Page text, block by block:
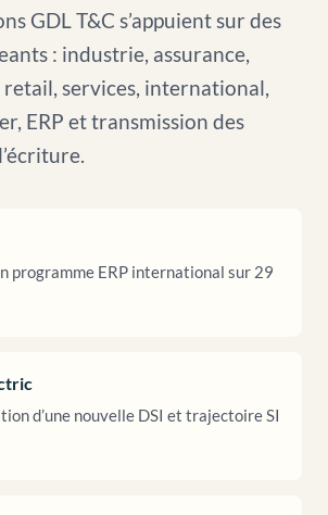
GDL T&C s’appuient sur des
: industrie, assurance,
retail, services, international,
ERP et transmission des
programme ERP international sur 29
d’une nouvelle DSI et trajectoire SI